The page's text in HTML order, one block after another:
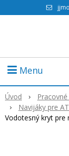
Menu
Úvod
Navijáky pre
Vodotesný kryt pre